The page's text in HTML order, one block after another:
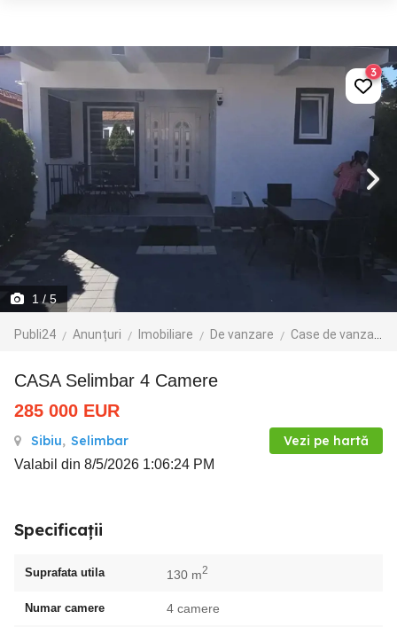
1 / 5
Publi24 Anunțuri Imobiliare De vanzare Case de vanzare
3
CASA Selimbar 4 Camere
285 000 EUR
Sibiu, Selimbar Vezi pe hartă
Valabil din 8/5/2026 1:06:24 PM
Specificații
Suprafata utila 130 m2
Numar camere 4 camere